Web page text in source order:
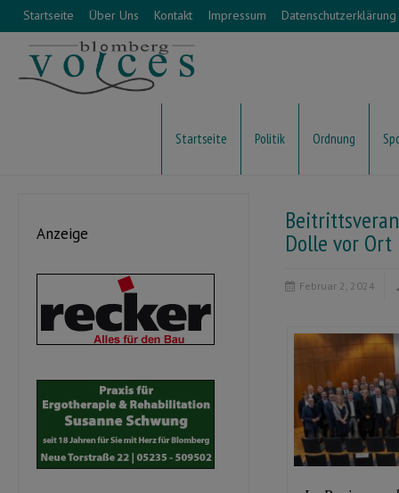
Startseite Über Uns Kontakt Impressum Datenschutzerklärung
Startseite Politik Ordnung
Dolle vor Ort
Februar 2, 2024
Anzeige